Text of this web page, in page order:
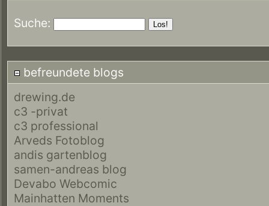
Suche:
befreundete blogs
drewing.de
c3 -privat
c3 professional
Arveds Fotoblog
andis gartenblog
samen-andreas blog
Devabo Webcomic
Mainhatten Moments